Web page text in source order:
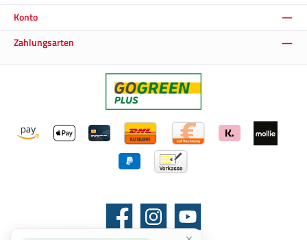
Konto
Zahlungsarten
Facebook InstagramYouTube